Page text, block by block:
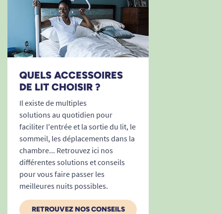
QUELS ACCESSOIRES
DE LIT CHOISIR ?
Il existe de multiples
solutions au quotidien pour
faciliter l'entrée et la sortie du lit, le
sommeil, les déplacements dans la
chambre... Retrouvez ici nos
différentes solutions et conseils
pour vous faire passer les
meilleures nuits possibles.
RETROUVEZ NOS CONSEILS